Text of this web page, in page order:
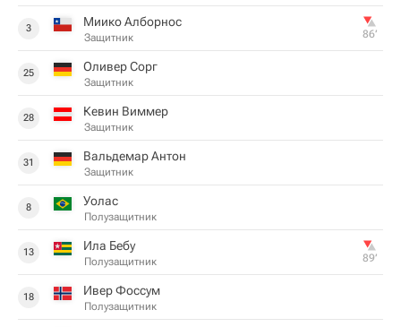
3 Миико Алборнос
Защитник 86‎’‎
25 Оливер Сорг
Защитник
28 Кевин Виммер
Защитник
31 Вальдемар Антон
Защитник
8 Уолас
Полузащитник
13 Ила Бебу
Полузащитник 89‎’‎
18 Ивер Фоссум
Полузащитник